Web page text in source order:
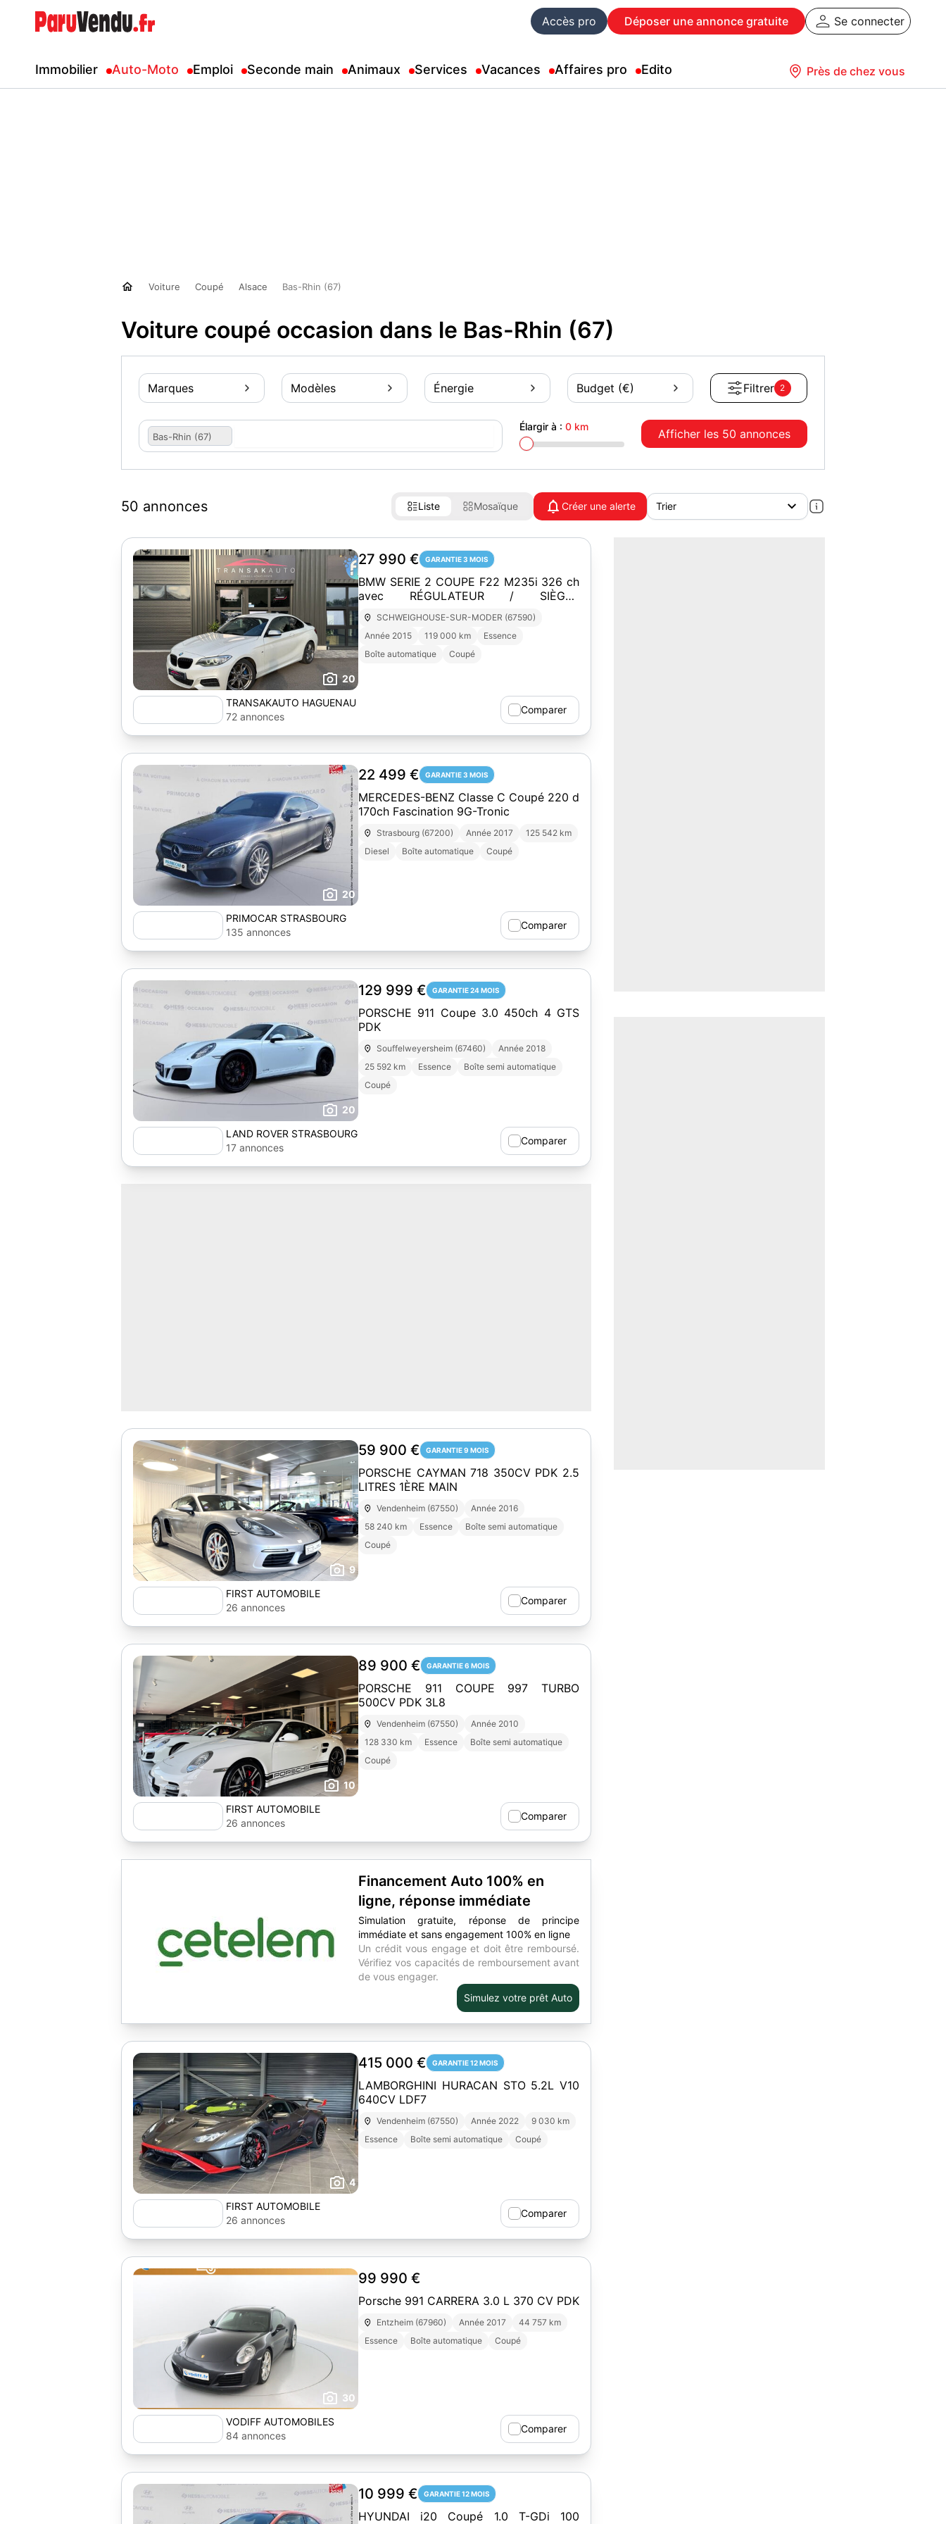
Accès pro Déposer une annonce gratuite Se connecter
Immobilier Auto-Moto Emploi Seconde main Animaux Services Vacances Affaires pro Edito Près de chez vous
Voiture Coupé Alsace Bas-Rhin (67)
Voiture coupé occasion dans le Bas-Rhin (67)
Marques Modèles Énergie Budget (€) Filtrer 2
Bas-Rhin (67)
Élargir à :0 km
Afficher les 50 annonces
50 annonces Liste Mosaïque Créer une alerte
20
27 990 € GARANTIE 3 MOIS
BMW SERIE 2 COUPE F22 M235i 326 ch
avec RÉGULATEUR / SIÈGES
ÉLECTRIQUES À MÉMOIRE / BI-ZONE
SCHWEIGHOUSE-SUR-MODER (67590)
Année 2015
119 000 km
Essence
Boîte automatique
Coupé
TRANSAKAUTO HAGUENAU
72 annonces
Comparer
20
22 499 € GARANTIE 3 MOIS
MERCEDES-BENZ Classe C Coupé 220 d
170ch Fascination 9G-Tronic
Strasbourg (67200) Année 2017
125 542 km
Diesel
Boîte automatique Coupé
PRIMOCAR STRASBOURG
135 annonces
Comparer
20
129 999 € GARANTIE 24 MOIS
PORSCHE 911 Coupe 3.0 450ch 4 GTS
PDK
Souffelweyersheim (67460)
Année 2018
25 592 km
Essence
Boîte semi automatique
Coupé
LAND ROVER STRASBOURG
17 annonces
Comparer
9
59 900 € GARANTIE 9 MOIS
PORSCHE CAYMAN 718 350CV PDK 2.5
LITRES 1ÈRE MAIN
Vendenheim (67550)
Année 2016
58 240 km
Essence
Boîte semi automatique
Coupé
FIRST AUTOMOBILE
26 annonces
Comparer
10
89 900 € GARANTIE 6 MOIS
PORSCHE 911 COUPE 997 TURBO
500CV PDK 3L8
Vendenheim (67550)
Année 2010
128 330 km
Essence
Boîte semi automatique
Coupé
FIRST AUTOMOBILE
26 annonces
Comparer
Financement Auto 100% en
ligne, réponse immédiate
Simulation gratuite, réponse de principe
immédiate et sans engagement 100% en ligne
Un crédit vous engage et doit être remboursé.
Vérifiez vos capacités de remboursement avant
de vous engager.
Simulez votre prêt Auto
4
415 000 € GARANTIE 12 MOIS
LAMBORGHINI HURACAN STO 5.2L V10
640CV LDF7
Vendenheim (67550) Année 2022
9 030 km
Essence
Boîte semi automatique Coupé
FIRST AUTOMOBILE
26 annonces
Comparer
30
99 990 €
Porsche 991 CARRERA 3.0 L 370 CV PDK
Entzheim (67960) Année 2017
44 757 km
Essence
Boîte automatique Coupé
VODIFF AUTOMOBILES
84 annonces
Comparer
10 999 € GARANTIE 12 MOIS
HYUNDAI i20 Coupé 1.0 T-GDi 100